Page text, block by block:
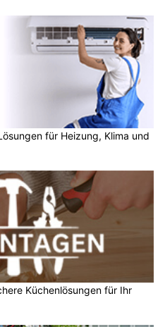
für Heizung, Klima und
Küchenlösungen für Ihr